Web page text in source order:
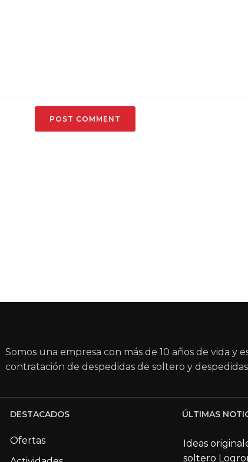
Somos una empresa con más de 10 años de vida y
contratación de despedidas de soltero y
DESTACADOS
Ofertas
ÚLTIMAS
Ideas
soltero